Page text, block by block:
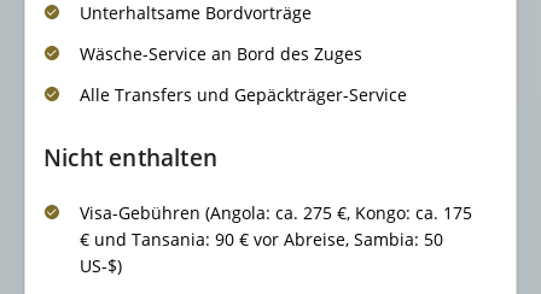
Unterhaltsame Bordvorträge
Wäsche-Service an Bord des Zuges
Alle Transfers und Gepäckträger-Service
Nicht enthalten
Visa-Gebühren (Angola: ca. 275 €, Kongo: ca. 175
€ und Tansania: 90 € vor Abreise, Sambia: 50
US-$)